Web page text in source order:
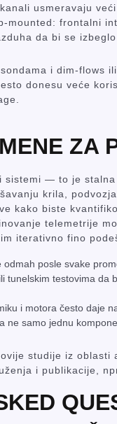
usmeravaju
mounted: frontalni
da bi se
i dim-flows
donesu veće
ZA
sistemi — to je
krila,
kako biste
telemetrije
iterativno fino
posle svake
tunelskim testovima da
i motora često daje
ne samo jednu
studije iz oblasti
i publikacije,